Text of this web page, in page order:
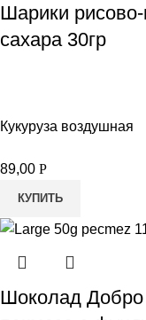
Шарики
сахара 30гр
Кукуруза воздушная
89,00 Р
КУПИТЬ
Шоколад Добро